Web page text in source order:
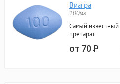
Виагра
100мг
Самый известный
препарат
от 70Р